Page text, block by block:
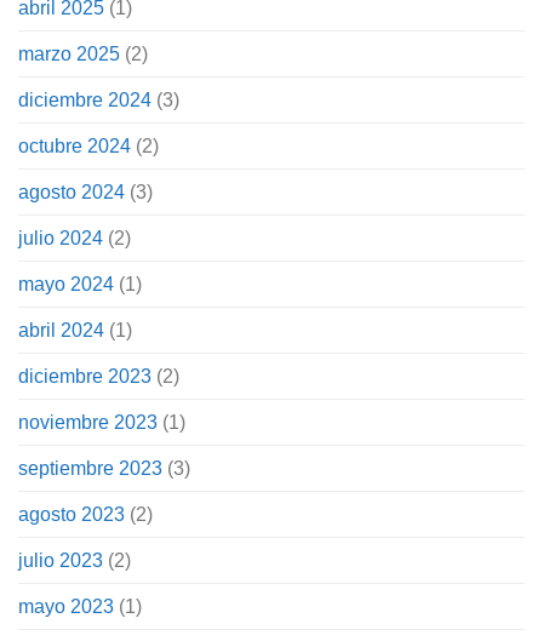
abril 2025 (1)
marzo 2025 (2)
diciembre 2024 (3)
octubre 2024 (2)
agosto 2024 (3)
julio 2024 (2)
mayo 2024 (1)
abril 2024 (1)
diciembre 2023 (2)
noviembre 2023 (1)
septiembre 2023 (3)
agosto 2023 (2)
julio 2023 (2)
mayo 2023 (1)